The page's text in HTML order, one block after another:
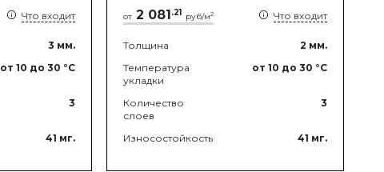
Что входит
3 мм.
от 10 до 30 °C
3
41 мг.
от 2 081 .21 руб/м2 Что входит
Толщина 2 мм.
Температура
укладки
от 10 до 30 °C
Количество
слоев
3
Износостойкость 41 мг.